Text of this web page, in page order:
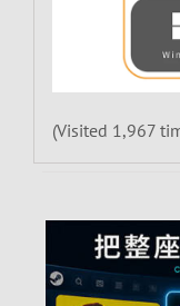
(Visited 1,967